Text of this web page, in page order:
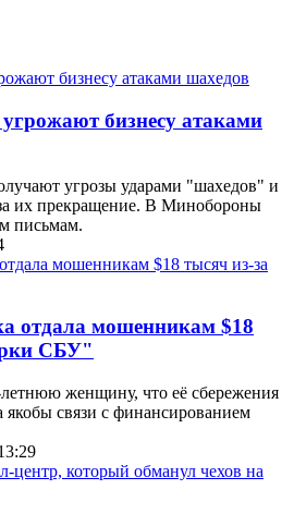
бизнесу атаками
угрозы ударами "шахедов" и
их прекращение. В Минобороны
письмам.
отдала мошенникам $18
СБУ"
женщину, что её сбережения
якобы связи с финансированием